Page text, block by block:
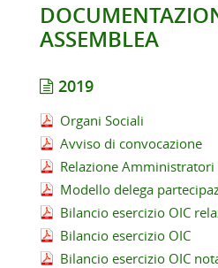
ASSEMBLEA
2019
Organi Sociali
Avviso di convocazione
Relazione Amministratori
Modello delega
Bilancio esercizio OIC
Bilancio esercizio OIC
Bilancio esercizio OIC